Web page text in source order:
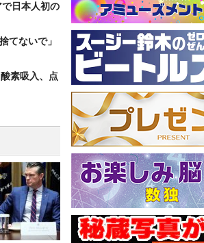
日本人初の
てないで」
素吸入、点